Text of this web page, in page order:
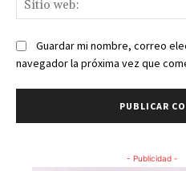
Guardar mi nombre, correo
navegador la próxima vez que
- Publicidad -